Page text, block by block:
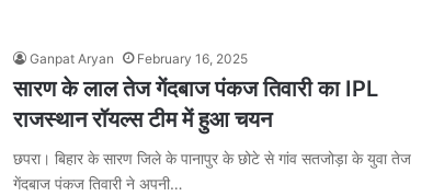
Ganpat Aryan February 16, 2025
सारण के लाल तेज गेंदबाज पंकज तिवारी का IPL
राजस्थान रॉयल्स टीम में हुआ चयन
छपरा। बिहार के सारण जिले के पानापुर के छोटे से गांव सतजोड़ा के युवा तेज
गेंदबाज पंकज तिवारी ने अपनी…